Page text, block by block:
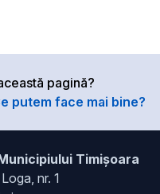
pagină?
putem face mai bine?
Timișoara
nr. 1